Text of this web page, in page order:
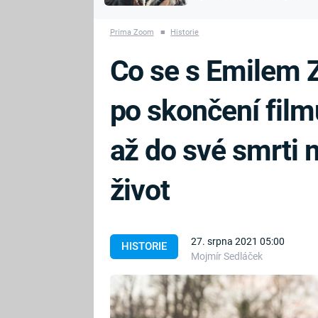
PRVNÍ SVĚTOVÁ
BRITSKÁ
RODINA
Prima Zoom ■ Historie
HISTORIE
27. srpna 2021 05:00
Mojmír Sedláček
Co se s Emilem
po skončení
až do své smrti
život